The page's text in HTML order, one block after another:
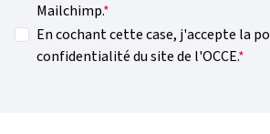
Mailchimp.
En cochant cette case, j'accepte la
confidentialité du site de l'OCCE.